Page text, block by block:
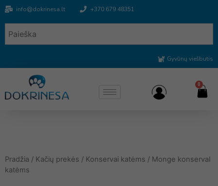
info@dokrinesa.lt +370 679 48351
Gyvūnų viešbutis
0
Pradžia / Kačių prekės / Konservai katėms / Monge konservaI
katėms